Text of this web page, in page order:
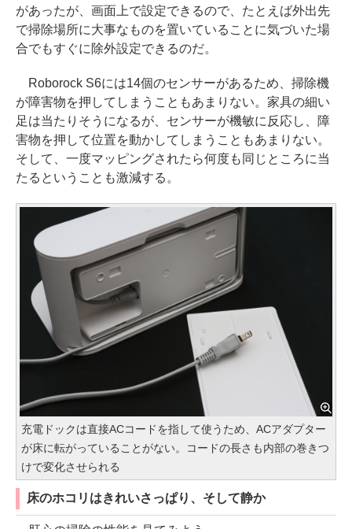
があったが、画面上で設定できるので、たとえば外出先
で掃除場所に大事なものを置いていることに気づいた場
合でもすぐに除外設定できるのだ。
Roborock S6には14個のセンサーがあるため、掃除機
が障害物を押してしまうこともあまりない。家具の細い
足は当たりそうになるが、センサーが機敏に反応し、障
害物を押して位置を動かしてしまうこともあまりない。
そして、一度マッピングされたら何度も同じところに当
たるということも激減する。
充電ドックは直接ACコードを指して使うため、ACアダプター
が床に転がっていることがない。コードの長さも内部の巻きつ
けで変化させられる
床のホコリはきれいさっぱり、そして静か